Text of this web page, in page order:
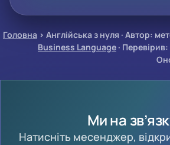
Головна › Англійська з нуля · Автор:
Business Language ·
Ми на
Натисніть месенджер,